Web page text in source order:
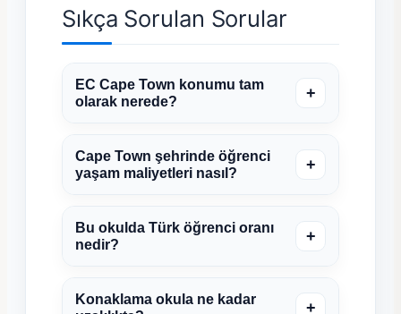
Sıkça Sorulan Sorular
EC Cape Town konumu tam
olarak nerede?
+
Cape Town şehrinde öğrenci
yaşam maliyetleri nasıl?
+
Bu okulda Türk öğrenci oranı
nedir?
+
Konaklama okula ne kadar
+